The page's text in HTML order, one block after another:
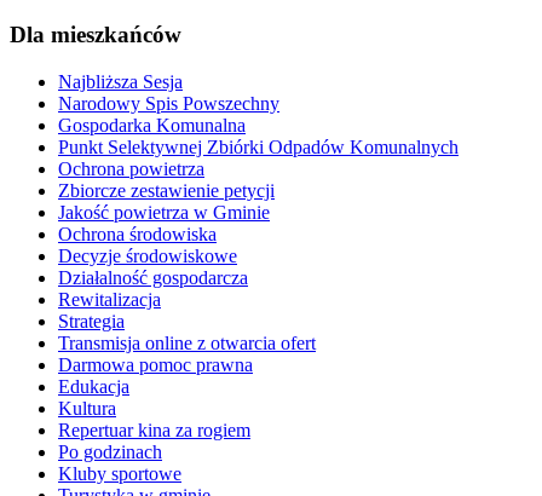
Dla mieszkańców
Najbliższa Sesja
Narodowy Spis Powszechny
Gospodarka Komunalna
Punkt Selektywnej Zbiórki Odpadów Komunalnych
Ochrona powietrza
Zbiorcze zestawienie petycji
Jakość powietrza w Gminie
Ochrona środowiska
Decyzje środowiskowe
Działalność gospodarcza
Rewitalizacja
Strategia
Transmisja online z otwarcia ofert
Darmowa pomoc prawna
Edukacja
Kultura
Repertuar kina za rogiem
Po godzinach
Kluby sportowe